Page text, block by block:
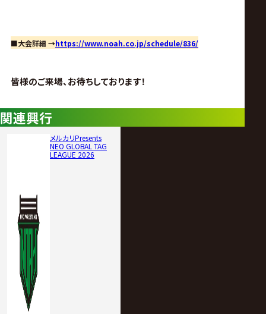
■大会詳細 →https://www.noah.co.jp/schedule/836/
皆様のご来場、お待ちしております！
関連興行
メルカリPresents
NEO GLOBAL TAG
LEAGUE 2026